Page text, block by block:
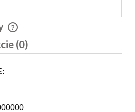
kosztów płatności
(0)